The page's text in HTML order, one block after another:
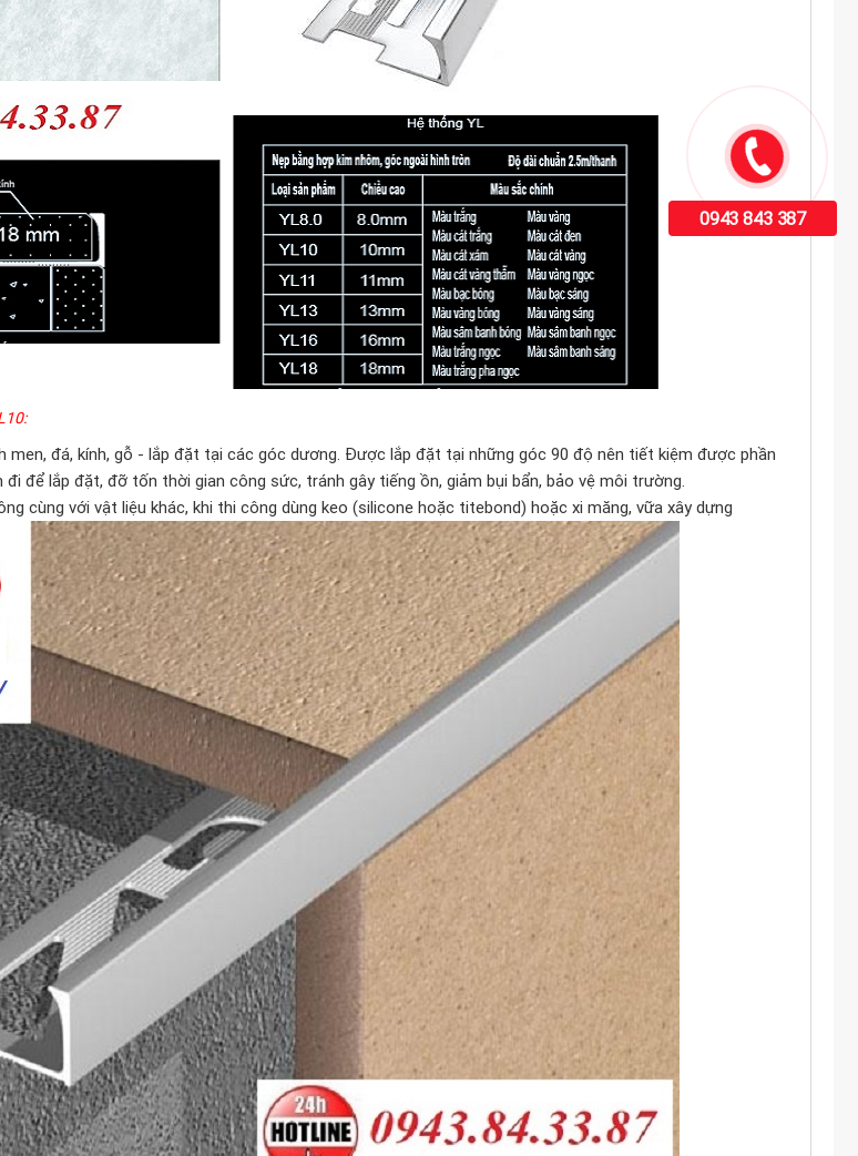
men, đá, kính, gỗ - lắp đặt tại các góc dương. Được lắp đặt tại những góc 90 độ nên tiết kiệm được phần
đi để lắp đặt, đỡ tốn thời gian công sức, tránh gây tiếng ồn, giảm bụi bẩn, bảo vệ môi trường.
cùng với vật liệu khác, khi thi công dùng keo (silicone hoặc titebond) hoặc xi măng, vữa xây dựng
0943 843 387